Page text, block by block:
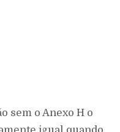
sem o Anexo H o